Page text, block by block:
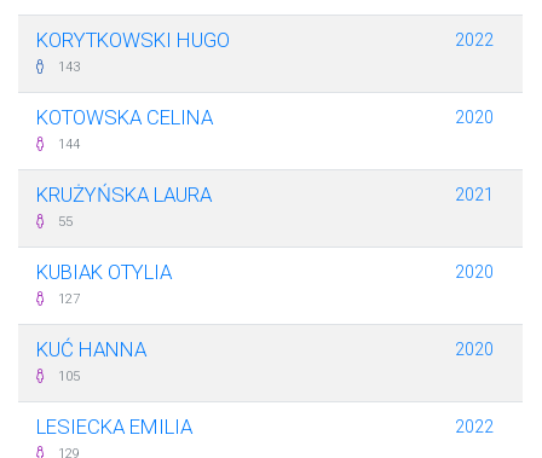
KORYTKOWSKI HUGO
143
2022
KOTOWSKA CELINA
144
2020
KRUŻYŃSKA LAURA
55
2021
KUBIAK OTYLIA
127
2020
KUĆ HANNA
105
2020
LESIECKA EMILIA
129
2022